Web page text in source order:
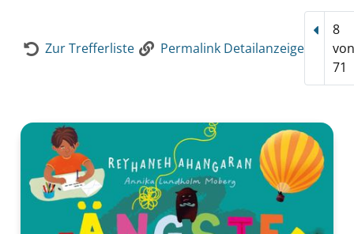
Zur Trefferliste Permalink Detailanzeige
8
71